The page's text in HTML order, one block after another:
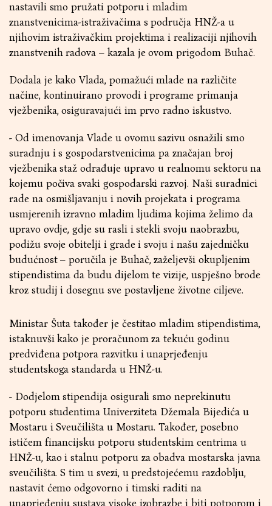
nastavili smo pružati potporu i mladim
znanstvenicima-istraživačima s područja HNŽ-a u
njihovim istraživačkim projektima i realizaciji njihovih
znanstvenih radova – kazala je ovom prigodom Buhač.
Dodala je kako Vlada, pomažući mlade na različite
načine, kontinuirano provodi i programe primanja
vježbenika, osiguravajući im prvo radno iskustvo.
- Od imenovanja Vlade u ovomu sazivu osnažili smo
suradnju i s gospodarstvenicima pa značajan broj
vježbenika staž odrađuje upravo u realnomu sektoru na
kojemu počiva svaki gospodarski razvoj. Naši suradnici
rade na osmišljavanju i novih projekata i programa
usmjerenih izravno mladim ljudima kojima želimo da
upravo ovdje, gdje su rasli i stekli svoju naobrazbu,
podižu svoje obitelji i grade i svoju i našu zajedničku
budućnost – poručila je Buhač, zaželjevši okupljenim
stipendistima da budu dijelom te vizije, uspješno brode
kroz studij i dosegnu sve postavljene životne ciljeve.
Ministar Šuta također je čestitao mladim stipendistima,
istaknuvši kako je proračunom za tekuću godinu
predviđena potpora razvitku i unaprjeđenju
studentskoga standarda u HNŽ-u.
- Dodjelom stipendija osigurali smo neprekinutu
potporu studentima Univerziteta Džemala Bijedića u
Mostaru i Sveučilišta u Mostaru. Također, posebno
ističem financijsku potporu studentskim centrima u
HNŽ-u, kao i stalnu potporu za obadva mostarska javna
sveučilišta. S tim u svezi, u predstojećemu razdoblju,
nastavit ćemo odgovorno i timski raditi na
unaprjeđenju sustava visoke izobrazbe i biti potporom i